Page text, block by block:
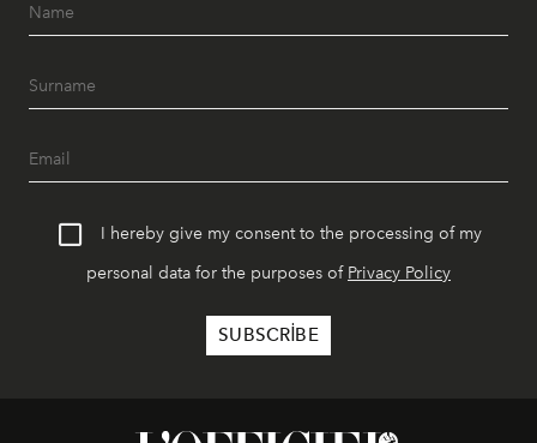
I hereby give my consent to the processing of my
personal data for the purposes of Privacy Policy